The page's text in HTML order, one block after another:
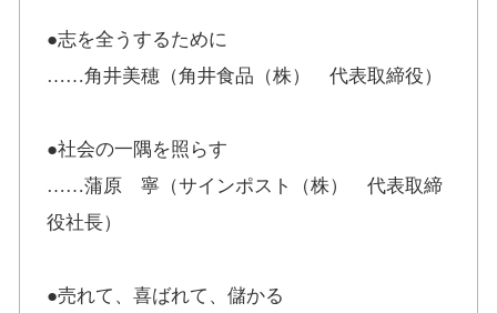
●志を全うするために
……角井美穂（角井食品（株） 代表取締役）
●社会の一隅を照らす
……蒲原 寧（サインポスト（株） 代表取締
役社長）
●売れて、喜ばれて、儲かる